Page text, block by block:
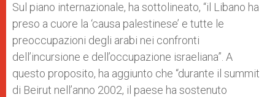
Sul piano internazionale, ha sottolineato, “il Libano ha
preso a cuore la ‘causa palestinese’ e tutte le
preoccupazioni degli arabi nei confronti
dell’incursione e dell’occupazione israeliana”. A
questo proposito, ha aggiunto che “durante il summit
di Beirut nell’anno 2002, il paese ha sostenuto